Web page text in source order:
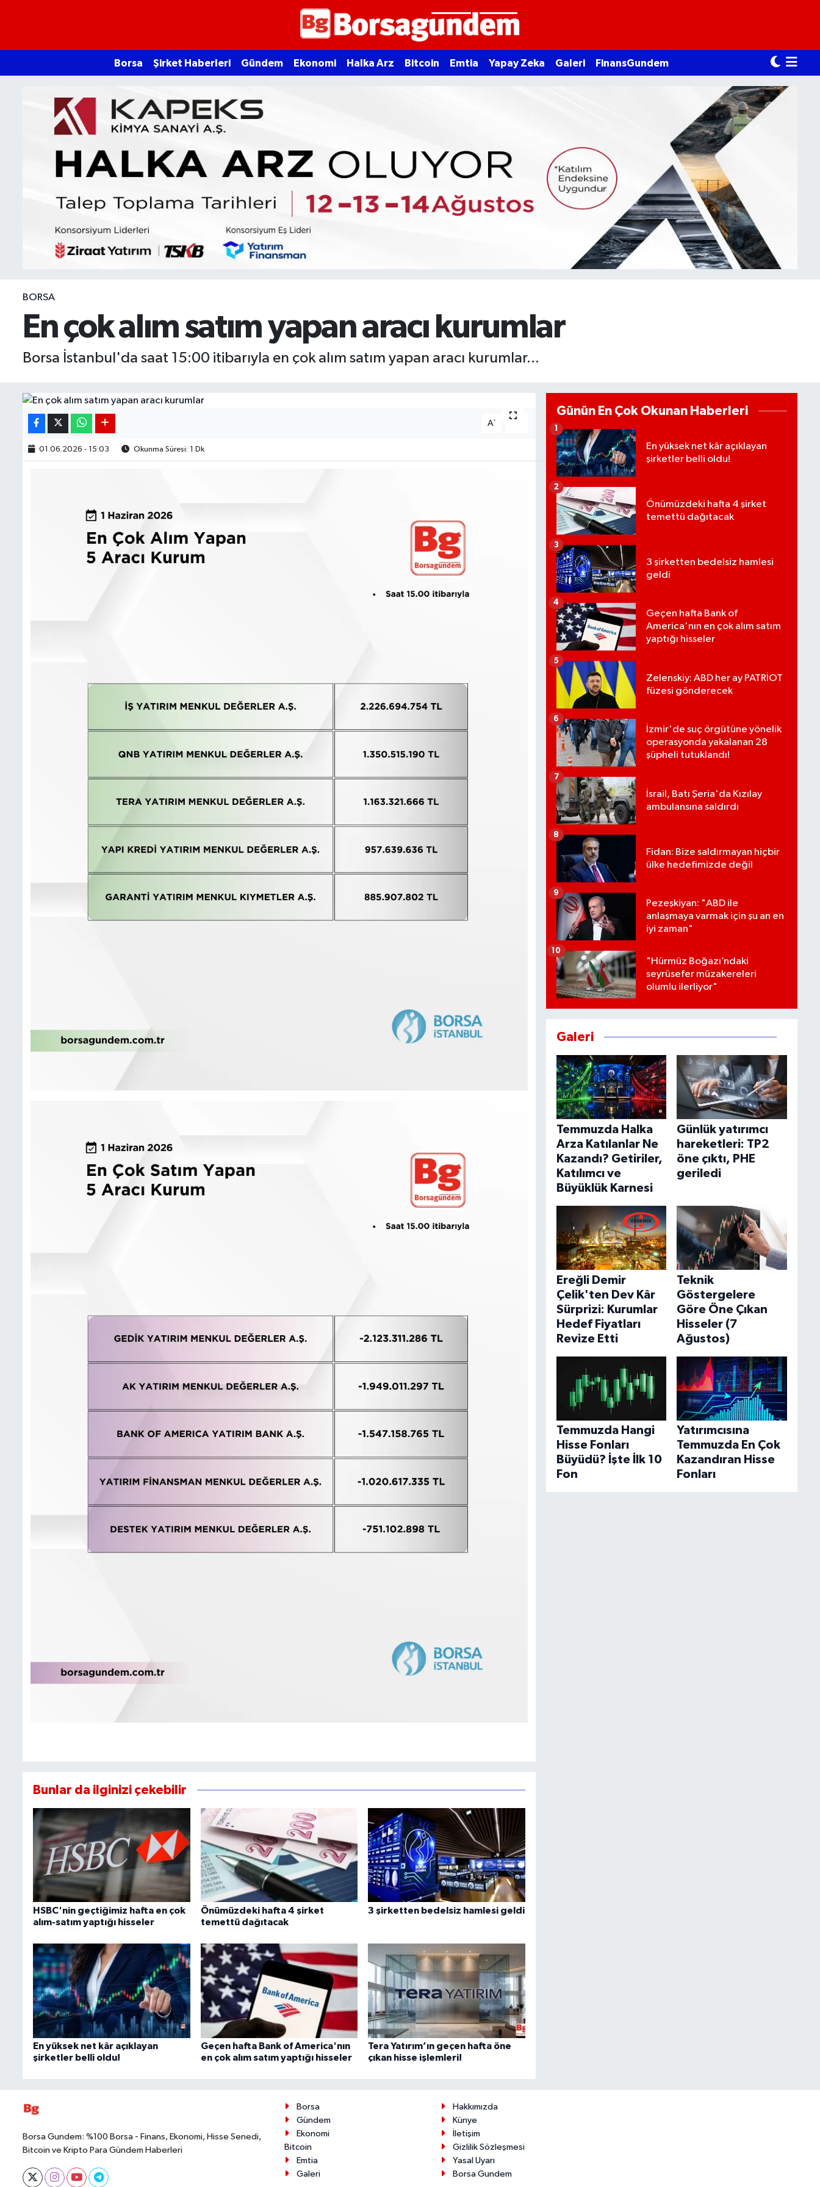
Borsa Şirket Haberleri Gündem Ekonomi Halka Arz Bitcoin Emtia Yapay Zeka Galeri FinansGundem
BORSA
En çok alım satım yapan aracı kurumlar
Borsa İstanbul'da saat 15:00 itibarıyla en çok alım satım yapan aracı kurumlar...
A-
01.06.2026 - 15:03 Okunma Süresi: 1 Dk
Bunlar da ilginizi çekebilir
HSBC'nin geçtiğimiz hafta en çok
alım-satım yaptığı hisseler
Önümüzdeki hafta 4 şirket
temettü dağıtacak
3 şirketten bedelsiz hamlesi geldi
En yüksek net kâr açıklayan
şirketler belli oldu!
Geçen hafta Bank of America'nın
en çok alım satım yaptığı hisseler
Tera Yatırım’ın geçen hafta öne
çıkan hisse işlemleri!
Günün En Çok Okunan Haberleri
En yüksek net kâr açıklayan
şirketler belli oldu!
1
Önümüzdeki hafta 4 şirket
temettü dağıtacak
2
3 şirketten bedelsiz hamlesi
geldi
3
Geçen hafta Bank of
America'nın en çok alım satım
yaptığı hisseler
4
Zelenskiy: ABD her ay PATRİOT
füzesi gönderecek
5
İzmir'de suç örgütüne yönelik
operasyonda yakalanan 28
şüpheli tutuklandı!
6
İsrail, Batı Şeria'da Kızılay
ambulansına saldırdı
7
Fidan: Bize saldırmayan hiçbir
ülke hedefimizde değil
8
Pezeşkiyan: "ABD ile
anlaşmaya varmak için şu an en
iyi zaman"
9
"Hürmüz Boğazı’ndaki
seyrüsefer müzakereleri
olumlu ilerliyor"
10
Galeri
Temmuzda Halka
Arza Katılanlar Ne
Kazandı? Getiriler,
Katılımcı ve
Büyüklük Karnesi
Günlük yatırımcı
hareketleri: TP2
öne çıktı, PHE
geriledi
Ereğli Demir
Çelik'ten Dev Kâr
Sürprizi: Kurumlar
Hedef Fiyatları
Revize Etti
Teknik
Göstergelere
Göre Öne Çıkan
Hisseler (7
Ağustos)
Temmuzda Hangi
Hisse Fonları
Büyüdü? İşte İlk 10
Fon
Yatırımcısına
Temmuzda En Çok
Kazandıran Hisse
Fonları
Borsa Gundem: %100 Borsa - Finans, Ekonomi, Hisse Senedi,
Bitcoin ve Kripto Para Gündem Haberleri
Borsa
Hakkımızda
Gündem
Künye
Ekonomi
İletişim
Bitcoin
Gizlilik Sözleşmesi
Emtia
Yasal Uyarı
Galeri
Borsa Gundem
Ekonomi
Emtia
Şirket Haberleri
BIST 100 Isı Haritası
Coin Isı Haritası
Ekonomik Takvim
Gizlilik Sözleşmesi
Hakkımızda